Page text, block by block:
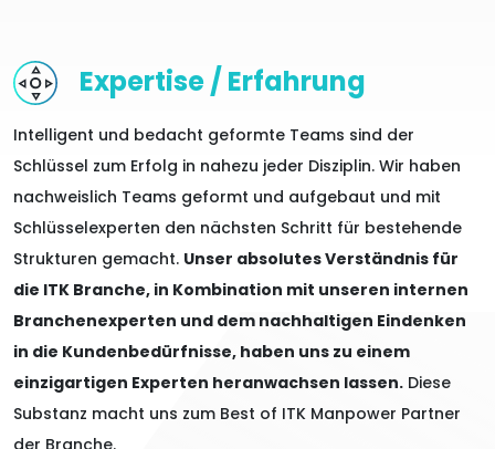
Expertise / Erfahrung
Intelligent und bedacht geformte Teams sind der
Schlüssel zum Erfolg in nahezu jeder Disziplin. Wir haben
nachweislich Teams geformt und aufgebaut und mit
Schlüsselexperten den nächsten Schritt für bestehende
Strukturen gemacht. Unser absolutes Verständnis für
die ITK Branche, in Kombination mit unseren internen
Branchenexperten und dem nachhaltigen Eindenken
in die Kundenbedürfnisse, haben uns zu einem
einzigartigen Experten heranwachsen lassen. Diese
Substanz macht uns zum Best of ITK Manpower Partner
der Branche.